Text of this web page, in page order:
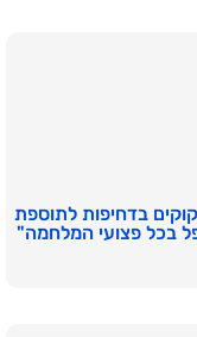
בדחיפות לתוספת